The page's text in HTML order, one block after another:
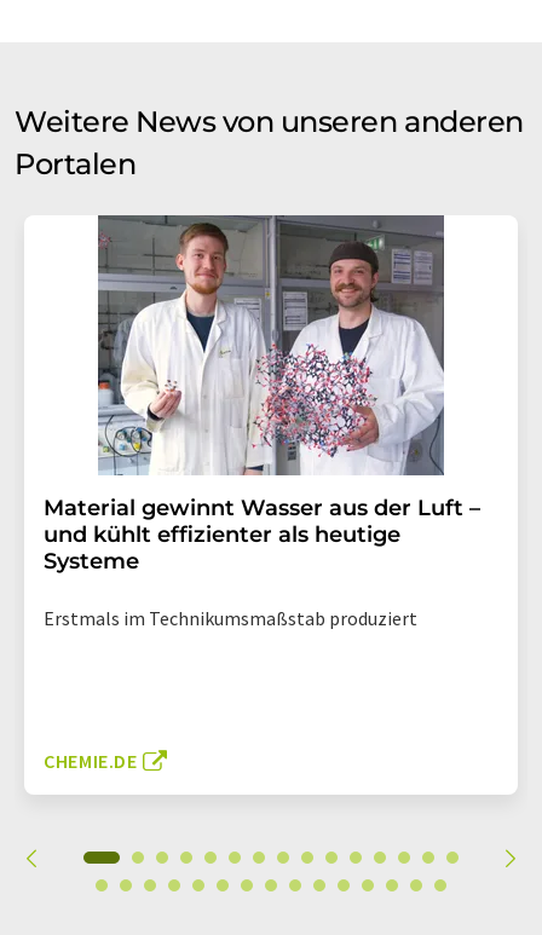
Weitere News von unseren anderen
Portalen
Material gewinnt Wasser aus der Luft –
und kühlt effizienter als heutige
Systeme
Erstmals im Technikumsmaßstab produziert
CHEMIE.DE